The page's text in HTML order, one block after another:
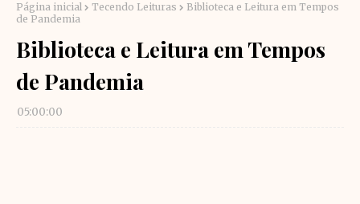
Página inicial Tecendo Leituras
Biblioteca e Leitura em Tempos
de Pandemia
Biblioteca e Leitura em Tempos
de Pandemia
05:00:00